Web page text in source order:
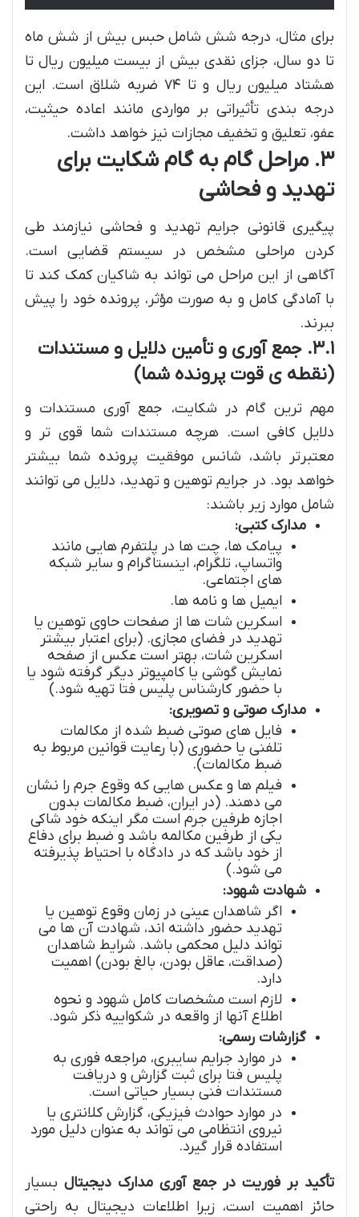
برای مثال، درجه شش شامل حبس بیش از شش ماه
تا دو سال، جزای نقدی بیش از بیست میلیون ریال تا
هشتاد میلیون ریال و تا ۷۴ ضربه شلاق است. این
درجه بندی تأثیراتی بر مواردی مانند اعاده حیثیت،
عفو، تعلیق و تخفیف مجازات نیز خواهد داشت.
۳. مراحل گام به گام شکایت برای
تهدید و فحاشی
پیگیری قانونی جرایم تهدید و فحاشی نیازمند طی
کردن مراحلی مشخص در سیستم قضایی است.
آگاهی از این مراحل می تواند به شاکیان کمک کند تا
با آمادگی کامل و به صورت مؤثر، پرونده خود را پیش
ببرند.
۳.۱. جمع آوری و تأمین دلایل و مستندات
(نقطه ی قوت پرونده شما)
مهم ترین گام در شکایت، جمع آوری مستندات و
دلایل کافی است. هرچه مستندات شما قوی تر و
معتبرتر باشد، شانس موفقیت پرونده شما بیشتر
خواهد بود. در جرایم توهین و تهدید، دلایل می توانند
شامل موارد زیر باشند:
مدارک کتبی:
پیامک ها، چت ها در پلتفرم هایی مانند
واتساپ، تلگرام، اینستاگرام و سایر شبکه
های اجتماعی.
ایمیل ها و نامه ها.
اسکرین شات ها از صفحات حاوی توهین یا
تهدید در فضای مجازی. (برای اعتبار بیشتر
اسکرین شات، بهتر است عکس از صفحه
نمایش گوشی یا کامپیوتر دیگر گرفته شود یا
با حضور کارشناس پلیس فتا تهیه شود.)
مدارک صوتی و تصویری:
فایل های صوتی ضبط شده از مکالمات
تلفنی یا حضوری (با رعایت قوانین مربوط به
ضبط مکالمات).
فیلم ها و عکس هایی که وقوع جرم را نشان
می دهند. (در ایران، ضبط مکالمات بدون
اجازه طرفین جرم است مگر اینکه خود شاکی
یکی از طرفین مکالمه باشد و ضبط برای دفاع
از خود باشد که در دادگاه با احتیاط پذیرفته
می شود.)
شهادت شهود:
اگر شاهدان عینی در زمان وقوع توهین یا
تهدید حضور داشته اند، شهادت آن ها می
تواند دلیل محکمی باشد. شرایط شاهدان
(صداقت، عاقل بودن، بالغ بودن) اهمیت
دارد.
لازم است مشخصات کامل شهود و نحوه
اطلاع آنها از واقعه در شکواییه ذکر شود.
گزارشات رسمی:
در موارد جرایم سایبری، مراجعه فوری به
پلیس فتا برای ثبت گزارش و دریافت
مستندات فنی بسیار حیاتی است.
در موارد حوادث فیزیکی، گزارش کلانتری یا
نیروی انتظامی می تواند به عنوان دلیل مورد
استفاده قرار گیرد.
تأکید بر فوریت در جمع آوری مدارک دیجیتال بسیار
حائز اهمیت است، زیرا اطلاعات دیجیتال به راحتی